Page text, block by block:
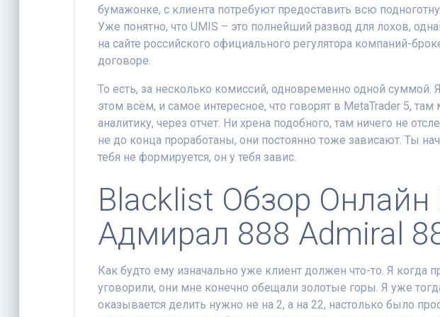
бумажонке, с клиента потребуют предоставить всю
Уже понятно, что UMIS – это полнейший развод для лохов,
на сайте российского официального регулятора компаний-
договоре.
То есть, за несколько комиссий, одновременно одной суммой.
этом всём, и самое интересное, что говорят в MetaTrader 5,
аналитику, через отчет. Ни хрена подобного, там ничего не
не до конца проработаны, они постоянно тоже зависают. Ты
тебя не формируется, он у тебя завис.
Blacklist Обзор Онлайн
Адмирал 888 Admiral
Как будто ему изначально уже клиент должен что-то. Я когда
уговорили, они мне конечно обещали золотые горы. Я уже
оказывается делить нужно не на 2, а на 22, настолько было